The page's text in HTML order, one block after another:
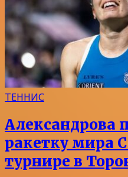
ТЕННИС
Александрова
ракетку мира
турнире в